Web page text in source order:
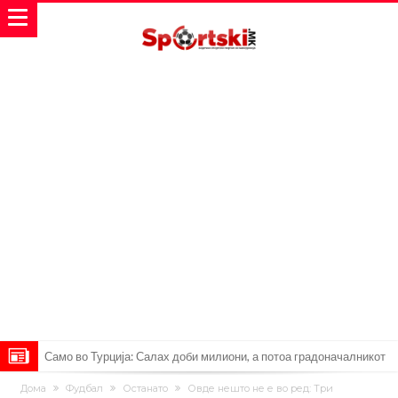
Само во Турција: Салах доби милиони, а потоа градоначалникот
го остави без зборови
Зборови кои сите ги чекаа, Симеоне го спореди Алварез со
Дома Фудбал Останато
Овде нешто не е во ред: Три